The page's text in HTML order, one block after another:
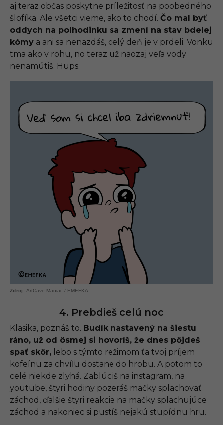
aj teraz občas poskytne príležitosť na poobedného
šlofíka. Ale všetci vieme, ako to chodí. Čo mal byť
oddych na polhodinku sa zmení na stav bdelej
kómy a ani sa nenazdáš, celý deň je v prdeli. Vonku
tma ako v rohu, no teraz už naozaj veľa vody
nenamútiš. Hups.
ArtCave Maniac / EMEFKA
4. Prebdieš celú noc
Klasika, poznáš to. Budík nastavený na šiestu
ráno, už od ôsmej si hovoríš, že dnes pôjdeš
spať skôr, lebo s týmto režimom ťa tvoj príjem
kofeínu za chvíľu dostane do hrobu. A potom to
celé niekde zlyhá. Zablúdiš na instagram, na
youtube, štyri hodiny pozeráš mačky splachovať
záchod, ďalšie štyri reakcie na mačky splachujúce
záchod a nakoniec si pustíš nejakú stupídnu hru.